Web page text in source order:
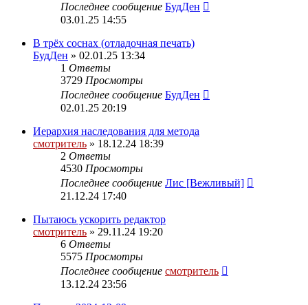
Последнее сообщение БудДен
03.01.25 14:55
В трёх соснах (отладочная печать)
БудДен » 02.01.25 13:34
1 Ответы
3729 Просмотры
Последнее сообщение БудДен
02.01.25 20:19
Иерархия наследования для метода
смотритель » 18.12.24 18:39
2 Ответы
4530 Просмотры
Последнее сообщение Лис [Вежливый]
21.12.24 17:40
Пытаюсь ускорить редактор
смотритель » 29.11.24 19:20
6 Ответы
5575 Просмотры
Последнее сообщение смотритель
13.12.24 23:56